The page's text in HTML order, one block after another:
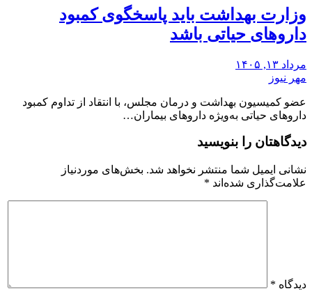
وزارت بهداشت باید پاسخگوی کمبود
داروهای حیاتی باشد
مرداد ۱۳, ۱۴۰۵
مهر نیوز
عضو کمیسیون بهداشت و درمان مجلس، با انتقاد از تداوم کمبود
داروهای حیاتی به‌ویژه داروهای بیماران…
دیدگاهتان را بنویسید
نشانی ایمیل شما منتشر نخواهد شد. بخش‌های موردنیاز
علامت‌گذاری شده‌اند *
دیدگاه *